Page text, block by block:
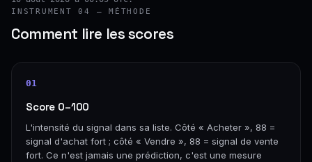
INSTRUMENT 04 — MÉTHODE
Comment lire les scores
01
Score 0–100
L'intensité du signal dans sa liste. Côté « Acheter », 88 =
signal d'achat fort ; côté « Vendre », 88 = signal de vente
fort. Ce n'est jamais une prédiction, c'est une mesure